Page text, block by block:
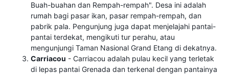
Buah-buahan dan Rempah-rempah". Desa ini adalah
rumah bagi pasar ikan, pasar rempah-rempah, dan
pabrik pala. Pengunjung juga dapat menjelajahi pantai-
pantai terdekat, mengikuti tur perahu, atau
mengunjungi Taman Nasional Grand Etang di dekatnya.
Carriacou - Carriacou adalah pulau kecil yang terletak
di lepas pantai Grenada dan terkenal dengan pantainya